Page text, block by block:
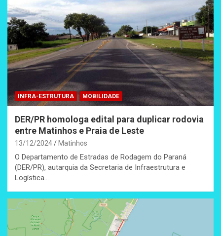
INFRA-ESTRUTURA MOBILIDADE
DER/PR homologa edital para duplicar rodovia
entre Matinhos e Praia de Leste
13/12/2024 Matinhos
O Departamento de Estradas de Rodagem do Paraná
(DER/PR), autarquia da Secretaria de Infraestrutura e
Logística…